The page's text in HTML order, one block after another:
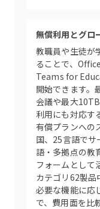
無償利用とグロ
教職員や生徒が
ることで、
Teams for
開始できます。
会議や最大
利用にも対応す
有償プランへの
国、25言語でサ
語・多拠点の教
フォームとして
カテゴリ62製品
必要な機能に応
で、費用面を比